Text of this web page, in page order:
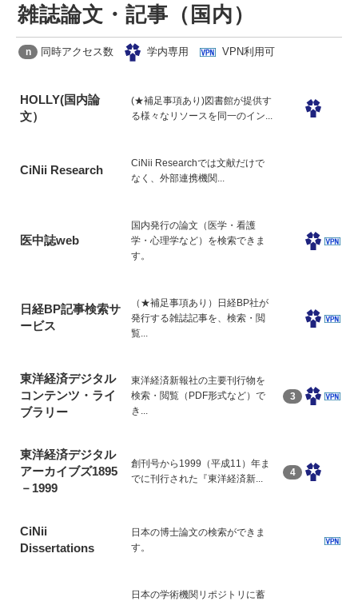
雑誌論文・記事（国内）
n 同時アクセス数 学内専用 VPN利用可
HOLLY(国内論
文）
(★補足事項あり)図書館が提供す
る様々なリソースを同一のイン...
CiNii Research
CiNii Researchでは文献だけで
なく、外部連携機関...
医中誌web
国内発行の論文（医学・看護
学・心理学など）を検索できま
す。
日経BP記事検索サ
ービス
（★補足事項あり）日経BP社が
発行する雑誌記事を、検索・閲
覧...
東洋経済デジタル
コンテンツ・ライ
ブラリー
東洋経済新報社の主要刊行物を
検索・閲覧（PDF形式など）で
き...
3
東洋経済デジタル
アーカイブズ1895
－1999
創刊号から1999（平成11）年ま
でに刊行された『東洋経済新...
4
CiNii
Dissertations
日本の博士論文の検索ができま
す。
日本の学術機関リポジトリに蓄